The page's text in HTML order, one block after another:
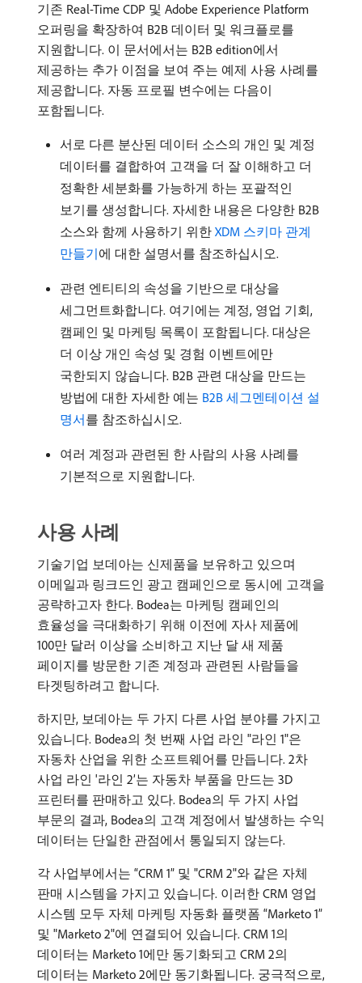
기존 Real-Time CDP 및 Adobe Experience Platform
오퍼링을 확장하여 B2B 데이터 및 워크플로를
지원합니다. 이 문서에서는 B2B edition에서
제공하는 추가 이점을 보여 주는 예제 사용 사례를
제공합니다. 자동 프로필 변수에는 다음이
포함됩니다.
서로 다른 분산된 데이터 소스의 개인 및 계정
데이터를 결합하여 고객을 더 잘 이해하고 더
정확한 세분화를 가능하게 하는 포괄적인
보기를 생성합니다. 자세한 내용은 다양한 B2B
소스와 함께 사용하기 위한 XDM 스키마 관계
만들기에 대한 설명서를 참조하십시오.
관련 엔티티의 속성을 기반으로 대상을
세그먼트화합니다. 여기에는 계정, 영업 기회,
캠페인 및 마케팅 목록이 포함됩니다. 대상은
더 이상 개인 속성 및 경험 이벤트에만
국한되지 않습니다. B2B 관련 대상을 만드는
방법에 대한 자세한 예는 B2B 세그멘테이션 설
명서를 참조하십시오.
여러 계정과 관련된 한 사람의 사용 사례를
기본적으로 지원합니다.
사용 사례
기술기업 보데아는 신제품을 보유하고 있으며
이메일과 링크드인 광고 캠페인으로 동시에 고객을
공략하고자 한다. Bodea는 마케팅 캠페인의
효율성을 극대화하기 위해 이전에 자사 제품에
100만 달러 이상을 소비하고 지난 달 새 제품
페이지를 방문한 기존 계정과 관련된 사람들을
타겟팅하려고 합니다.
하지만, 보데아는 두 가지 다른 사업 분야를 가지고
있습니다. Bodea의 첫 번째 사업 라인 "라인 1"은
자동차 산업을 위한 소프트웨어를 만듭니다. 2차
사업 라인 '라인 2’는 자동차 부품을 만드는 3D
프린터를 판매하고 있다. Bodea의 두 가지 사업
부문의 결과, Bodea의 고객 계정에서 발생하는 수익
데이터는 단일한 관점에서 통일되지 않는다.
각 사업부에서는 “CRM 1” 및 "CRM 2"와 같은 자체
판매 시스템을 가지고 있습니다. 이러한 CRM 영업
시스템 모두 자체 마케팅 자동화 플랫폼 “Marketo 1”
및 "Marketo 2"에 연결되어 있습니다. CRM 1의
데이터는 Marketo 1에만 동기화되고 CRM 2의
데이터는 Marketo 2에만 동기화됩니다. 궁극적으로,